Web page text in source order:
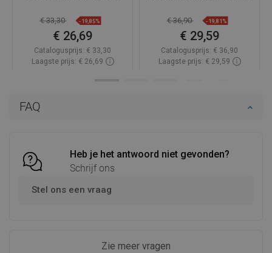
FAQ
Heb je het antwoord niet gevonden?
Schrijf ons
Stel ons een vraag
Zie meer vragen
€ 33,30 -19,85%
€ 26,69
Catalogusprijs: € 33,30
Laagste prijs: € 26,69
€ 36,90 -19,81%
€ 29,59
Catalogusprijs: € 36,90
Laagste prijs: € 29,59